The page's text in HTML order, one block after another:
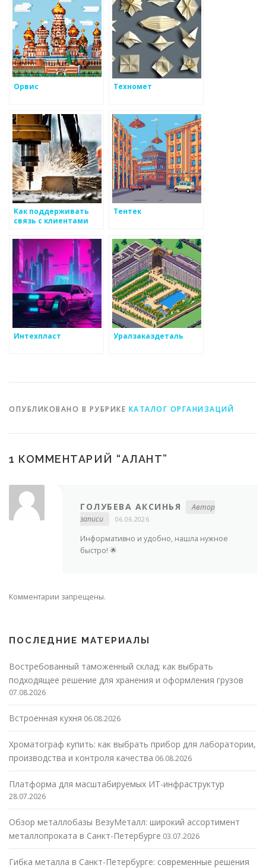
Орвис Техномет
Как поддерживать
связь с клиентами
металоизделий
Тентек
Интехпласт Уралзаказдеталь
ОПУБЛИКОВАНО В РУБРИКЕ КАТАЛОГ ОРГАНИЗАЦИЙ
1 КОММЕНТАРИЙ “АЛАНТ”
ГОЛУБЕВА АКСИНЬЯ
Автор
записи
06.06.2026
Информативно и удобно, нашла нужное
быстро! 🌟
Комментарии запрещены.
ПОСЛЕДНИЕ МАТЕРИАЛЫ
Востребованный таможенный склад: как выбрать
подходящее решение для хранения и оформления грузов
07.08.2026
Встроенная кухня 06.08.2026
Хроматограф купить: как выбрать прибор для лаборатории,
производства и контроля качества 06.08.2026
Платформа для масштабируемых ИТ-инфраструктур
28.07.2026
Обзор металлобазы ВезуМеталл: широкий ассортимент
металлопроката в Санкт-Петербурге 03.07.2026
Гибка металла в Санкт-Петербурге: современные решения